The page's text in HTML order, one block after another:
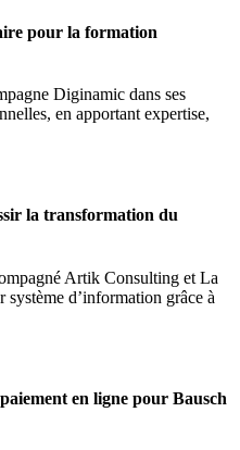
pour la formation
Diginamic dans ses
en apportant expertise,
la transformation du
Artik Consulting et La
système d’information grâce à
en ligne pour Bausch